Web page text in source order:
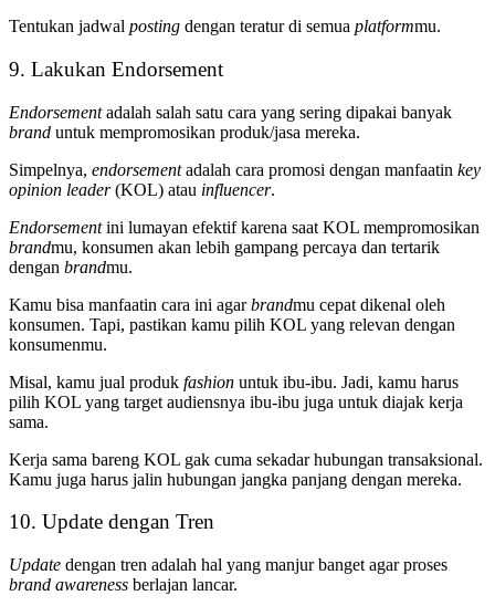
Tentukan jadwal posting dengan teratur di semua platformmu.
9. Lakukan Endorsement
Endorsementadalah salah satu cara yang sering dipakai banyak
brand untuk mempromosikan produk/jasa mereka.
Simpelnya, endorsementadalah cara promosi dengan manfaatin key
opinion leader(KOL) atau influencer.
Endorsementini lumayan efektif karena saat KOL mempromosikan
brandmu, konsumen akan lebih gampang percaya dan tertarik
dengan brandmu.
Kamu bisa manfaatin cara ini agarbrandmu cepat dikenal oleh
konsumen. Tapi, pastikan kamu pilih KOL yang relevan dengan
konsumenmu.
Misal, kamu jual produk fashion untuk ibu-ibu. Jadi, kamu harus
pilih KOL yang target audiensnya ibu-ibu juga untuk diajak kerja
sama.
Kerja sama bareng KOL gak cuma sekadar hubungan transaksional.
Kamu juga harus jalin hubungan jangka panjang dengan mereka.
10. Update dengan Tren
Update dengan tren adalah hal yang manjur banget agar proses
brand awareness berlajan lancar.